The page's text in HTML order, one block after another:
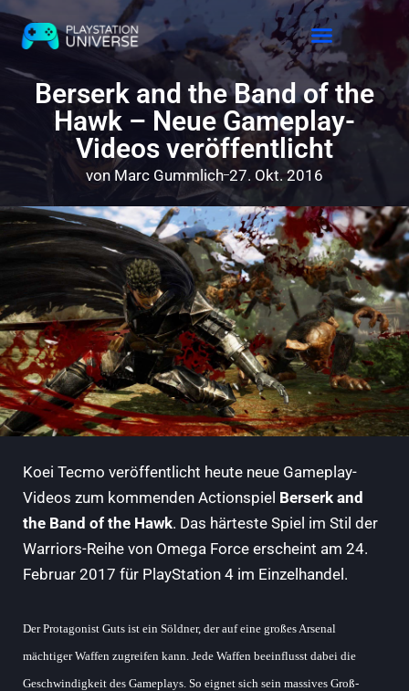
Berserk and the Band of the
Hawk – Neue Gameplay-
Videos veröffentlicht
von Marc Gummlich 27. Okt. 2016
Koei Tecmo veröffentlicht heute neue Gameplay-
Videos zum kommenden Actionspiel Berserk and
the Band of the Hawk. Das härteste Spiel im Stil der
Warriors-Reihe von Omega Force erscheint am 24.
Februar 2017 für PlayStation 4 im Einzelhandel.
Der Protagonist Guts ist ein Söldner, der auf eine großes Arsenal
mächtiger Waffen zugreifen kann. Jede Waffen beeinflusst dabei die
Geschwindigkeit des Gameplays. So eignet sich sein massives Groß-